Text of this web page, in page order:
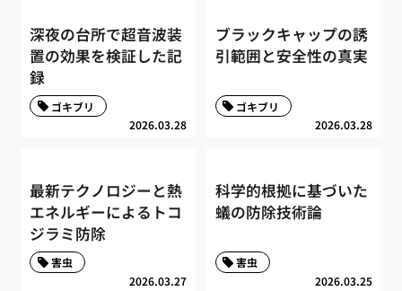
深夜の台所で超音波装
置の効果を検証した記
録
2026.03.28
ゴキブリ
ブラックキャップの誘
引範囲と安全性の真実
2026.03.28
ゴキブリ
最新テクノロジーと熱
エネルギーによるトコ
ジラミ防除
2026.03.27
害虫
科学的根拠に基づいた
蟻の防除技術論
2026.03.25
害虫